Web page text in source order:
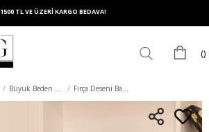
1500 TL VE ÜZERİ KARGO BEDAVA!
Büyük Beden Sweatshirt Fırça Deseni Baskılı Büyük Beden Sweatshirt Siyah